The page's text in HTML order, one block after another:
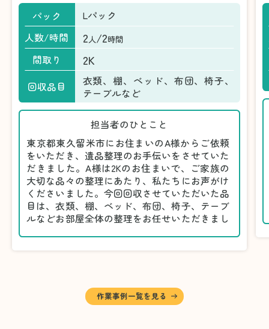
パック
Lパック
人数/時間
2人/2時間
間取り 2K
回収品目
衣類、棚、ベッド、布団、椅子、
テーブルなど
担当者のひとこと
東京都東久留米市にお住まいのA様からご依頼
をいただき、遺品整理のお手伝いをさせていた
だきました。A様は2Kのお住まいで、ご家族の
大切な品々の整理にあたり、私たちにお声がけ
くださいました。今回回収させていただいた品
目は、衣類、棚、ベッド、布団、椅子、テーブ
ルなどお部屋全体の整理をお任せいただきまし
に仕分けしました。
A様から「手際よく進めてくれて助かりまし
作業事例一覧を見る